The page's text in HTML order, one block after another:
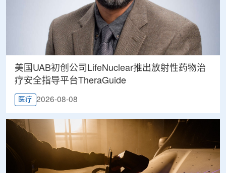
美国UAB初创公司LifeNuclear推出放射性药物治
疗安全指导平台TheraGuide
医疗 2026-08-08